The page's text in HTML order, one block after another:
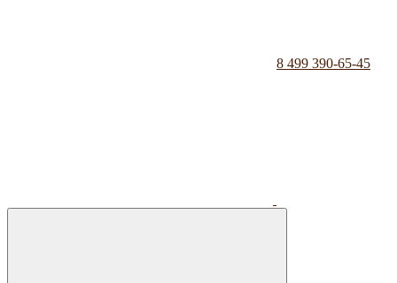
8 499 390-65-45